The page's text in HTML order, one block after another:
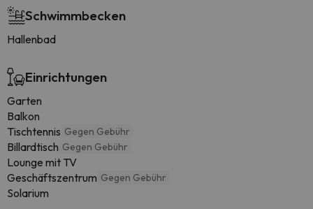
Schwimmbecken
Hallenbad
Einrichtungen
Garten
Balkon
Tischtennis Gegen Gebühr
Billardtisch Gegen Gebühr
Lounge mit TV
Geschäftszentrum Gegen Gebühr
Solarium